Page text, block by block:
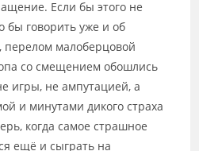
Если бы этого не
бы говорить уже и об
перелом малоберцовой
со смещением обошлись
игры, не ампутацией, а
и минутами дикого страха
когда самое страшное
ещё и сыграть на